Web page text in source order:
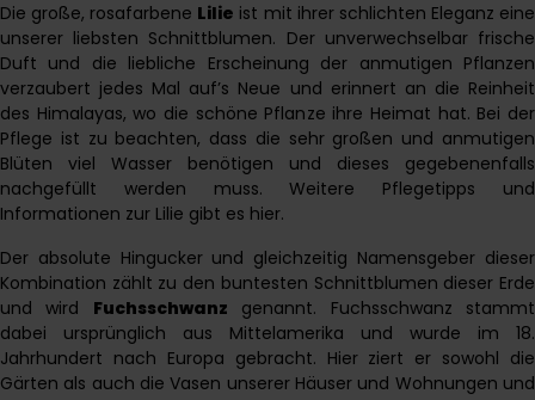
Die große, rosafarbene Lilie ist mit ihrer schlichten Eleganz eine
unserer liebsten Schnittblumen. Der unverwechselbar frische
Duft und die liebliche Erscheinung der anmutigen Pflanzen
verzaubert jedes Mal auf’s Neue und erinnert an die Reinheit
des Himalayas, wo die schöne Pflanze ihre Heimat hat. Bei der
Pflege ist zu beachten, dass die sehr großen und anmutigen
Blüten viel Wasser benötigen und dieses gegebenenfalls
nachgefüllt werden muss. Weitere Pflegetipps und
Informationen zur Lilie gibt es hier.
Der absolute Hingucker und gleichzeitig Namensgeber dieser
Kombination zählt zu den buntesten Schnittblumen dieser Erde
und wird Fuchsschwanz genannt. Fuchsschwanz stammt
dabei ursprünglich aus Mittelamerika und wurde im 18.
Jahrhundert nach Europa gebracht. Hier ziert er sowohl die
Gärten als auch die Vasen unserer Häuser und Wohnungen und